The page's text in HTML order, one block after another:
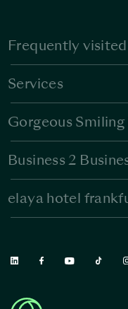
Frequently
Services
Gorgeous
Business 2
elaya hotel